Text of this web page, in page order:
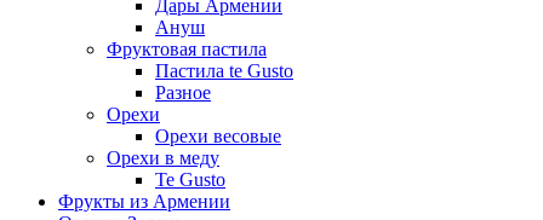
Дары Армении
Ануш
Фруктовая пастила
Пастила te Gusto
Разное
Орехи
Орехи весовые
Орехи в меду
Te Gusto
Фрукты из Армении